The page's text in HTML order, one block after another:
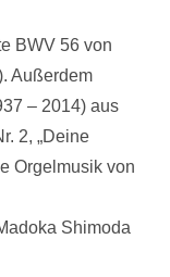
BWV 56 von
Außerdem
– 2014) aus
2, „Deine
Orgelmusik von
Shimoda